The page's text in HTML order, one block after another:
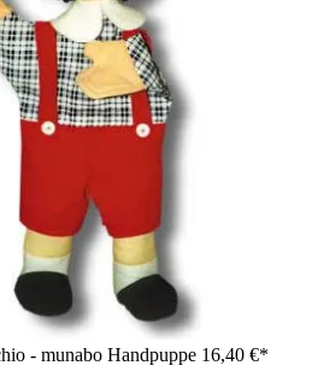
- munabo Handpuppe 16,40 €*